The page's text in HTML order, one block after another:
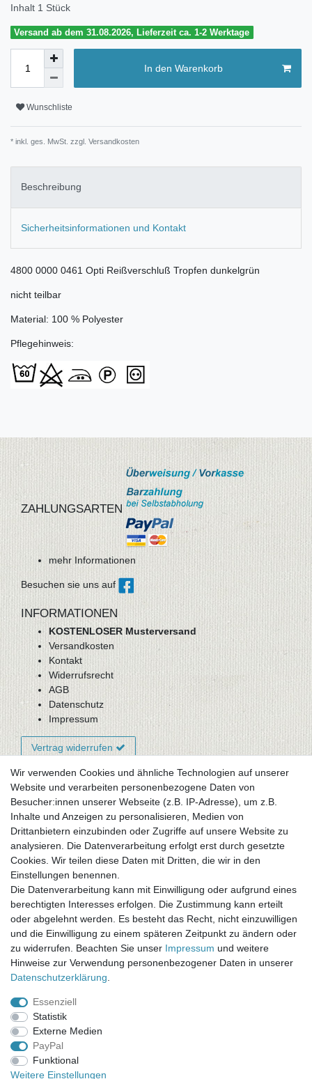
Inhalt 1 Stück
Versand ab dem 31.08.2026, Lieferzeit ca. 1-2 Werktage
In den Warenkorb
Wunschliste
* inkl. ges. MwSt. zzgl. Versandkosten
Beschreibung
Sicherheitsinformationen und Kontakt
4800 0000 0461 Opti Reißverschluß Tropfen dunkelgrün
nicht teilbar
Material: 100 % Polyester
Pflegehinweis:
ZAHLUNGSARTEN
mehr Informationen
Besuchen sie uns auf
INFORMATIONEN
KOSTENLOSER Musterversand
Versandkosten
Kontakt
Widerrufsrecht
AGB
Datenschutz
Impressum
Vertrag widerrufen
Newsletter-Anmeldung
FAQ / Fragen
Mein Warenkorb
Mein Merkzettel
Mein Konto
UNSER LADENGESCHÄFT
Gottlieb-Daimler-Str. 10
33334 Gütersloh
ÖFFNUNGSZEITEN
Montag - Dienstag: 8.00 - 18.00 Uhr, Mittwoch Ruhetag,
Donnerstag: 8.00 - 18.00 Uhr, Freitag 8.00 - 14.00 Uhr
KUNDENSERVICE
Telefon: (05241) 403 22 38
E-Mail: info@stoffamstueck.de
Wir verwenden Cookies und ähnliche Technologien auf unserer
Website und verarbeiten personenbezogene Daten von
Besucher:innen unserer Webseite (z.B. IP-Adresse), um z.B.
Inhalte und Anzeigen zu personalisieren, Medien von
Drittanbietern einzubinden oder Zugriffe auf unsere Website zu
analysieren. Die Datenverarbeitung erfolgt erst durch gesetzte
Cookies. Wir teilen diese Daten mit Dritten, die wir in den
Einstellungen benennen.
Die Datenverarbeitung kann mit Einwilligung oder aufgrund eines
berechtigten Interesses erfolgen. Die Zustimmung kann erteilt
oder abgelehnt werden. Es besteht das Recht, nicht einzuwilligen
und die Einwilligung zu einem späteren Zeitpunkt zu ändern oder
zu widerrufen. Beachten Sie unser Impressum und weitere
Hinweise zur Verwendung personenbezogener Daten in unserer
Daten­schutz­erklärung
Essenziell
Statistik
Externe Medien
PayPal
Funktional
Weitere Einstellungen